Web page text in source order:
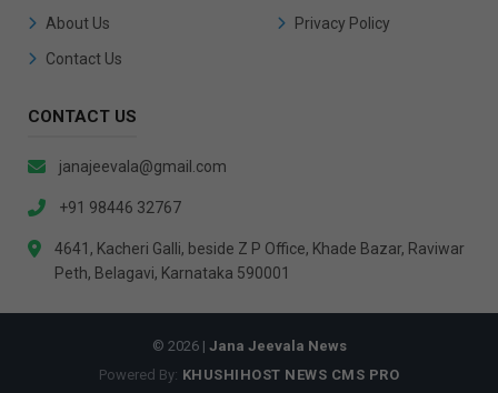
About Us
Contact Us
Privacy Policy
CONTACT US
janajeevala@gmail.com
+91 98446 32767
4641, Kacheri Galli, beside Z P Office, Khade Bazar, Raviwar
Peth, Belagavi, Karnataka 590001
© 2026 | Jana Jeevala News
Powered By: KHUSHIHOST NEWS CMS PRO